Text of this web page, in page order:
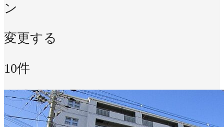
ン
変更する
10件